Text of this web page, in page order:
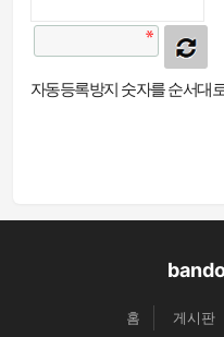
자동등록방지 숫자를 순서대
홈 게시판